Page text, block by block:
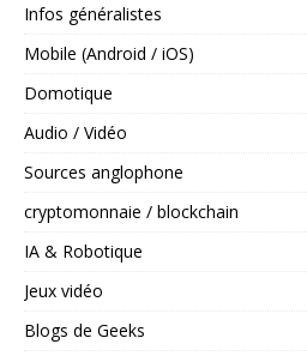
Infos généralistes
Mobile (Android / iOS)
Domotique
Audio / Vidéo
Sources anglophone
cryptomonnaie / blockchain
IA & Robotique
Jeux vidéo
Blogs de Geeks